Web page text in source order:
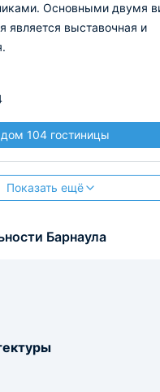
Основными двумя
является выставочная и
104 гостиницы
Показать ещё
Барнаула